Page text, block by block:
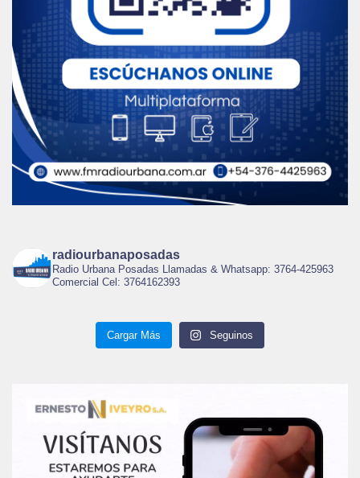
radiourbanaposadas
Radio Urbana Posadas Llamadas & Whatsapp: 3764-425963
Comercial Cel: 3764162393
Cargar Más Seguinos